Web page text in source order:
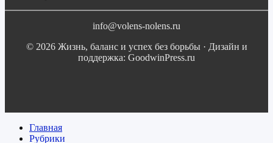
info@volens-nolens.ru
© 2026 Жизнь, баланс и успех без борьбы · Дизайн и
поддержка: GoodwinPress.ru
Главная
Рубрики